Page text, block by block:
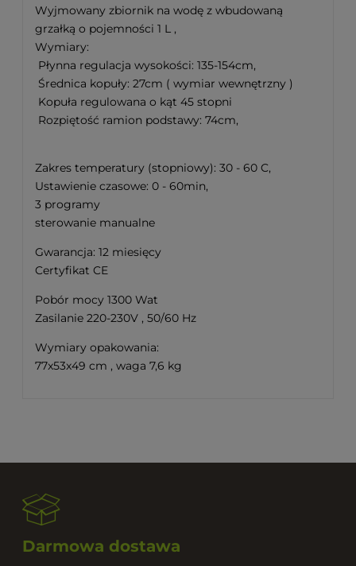
Wyjmowany zbiornik na wodę z wbudowaną
grzałką o pojemności 1 L ,
Wymiary:
Płynna regulacja wysokości: 135-154cm,
Średnica kopuły: 27cm ( wymiar wewnętrzny )
Kopuła regulowana o kąt 45 stopni
Rozpiętość ramion podstawy: 74cm,
Zakres temperatury (stopniowy): 30 - 60 C,
Ustawienie czasowe: 0 - 60min,
3 programy
sterowanie manualne
Gwarancja: 12 miesięcy
Certyfikat CE
Pobór mocy 1300 Wat
Zasilanie 220-230V , 50/60 Hz
Wymiary opakowania:
77x53x49 cm , waga 7,6 kg
Darmowa dostawa